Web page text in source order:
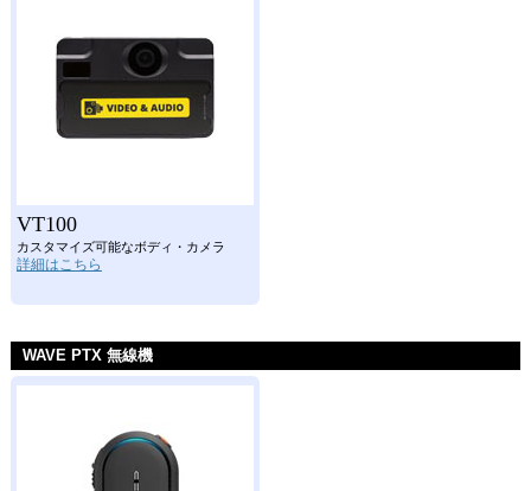
VT100
カスタマイズ可能なボディ・カメラ
詳細はこちら
WAVE PTX 無線機